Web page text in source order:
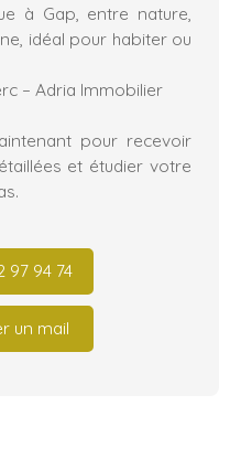
à Gap, entre nature,
idéal pour habiter ou
– Adria Immobilier
pour recevoir
et étudier votre
97 94 74
un mail